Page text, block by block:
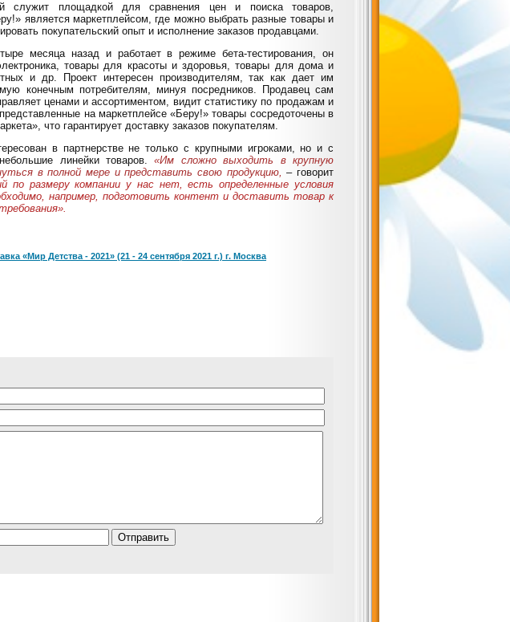
служит площадкой для сравнения цен и поиска товаров,
является маркетплейсом, где можно выбрать разные товары и
покупательский опыт и исполнение заказов продавцами.
месяца назад и работает в режиме бета-тестирования, он
товары для красоты и здоровья, товары для дома и
и др. Проект интересен производителям, так как дает им
конечным потребителям, минуя посредников. Продавец сам
ценами и ассортиментом, видит статистику по продажам и
на маркетплейсе «Беру!» товары сосредоточены в
что гарантирует доставку заказов покупателям.
в партнерстве не только с крупными игроками, но и с
линейки товаров.«Им сложно выходить в крупную
в полной мере и представить свою продукцию, – говорит
по размеру компании у нас нет, есть определенные условия
например, подготовить контент и доставить товар к
«Мир Детства - 2021» (21 - 24 сентября 2021 г.) г. Москва